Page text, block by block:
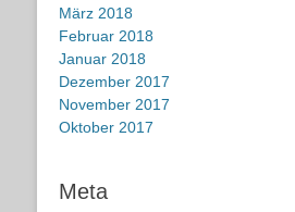
März 2018
Februar 2018
Januar 2018
Dezember 2017
November 2017
Oktober 2017
Meta